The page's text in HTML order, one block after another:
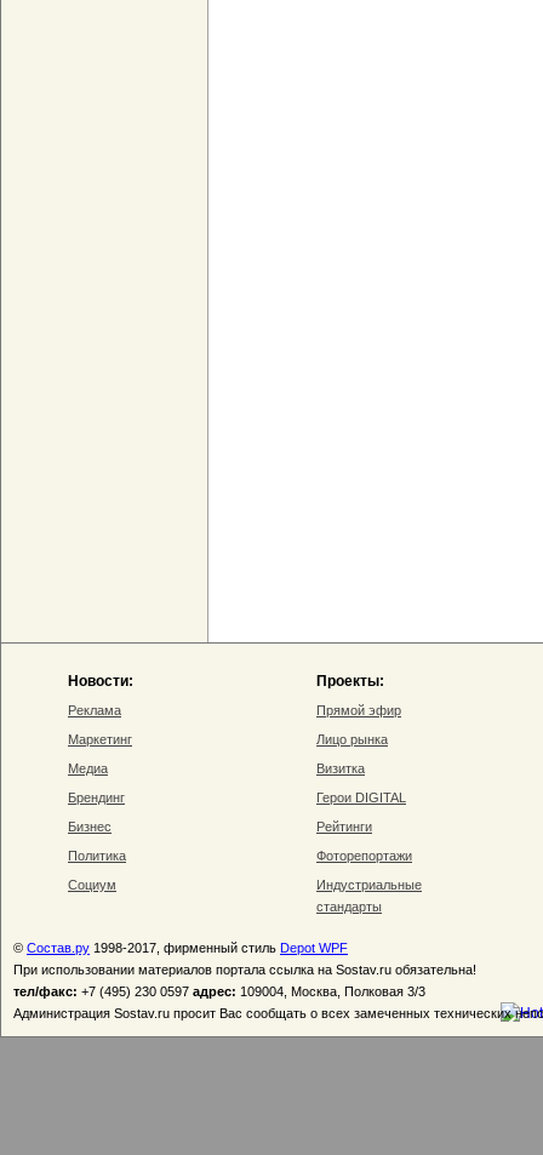
Новости:
Реклама
Маркетинг
Медиа
Брендинг
Бизнес
Политика
Социум
Проекты:
Прямой эфир
Лицо рынка
Визитка
Герои DIGITAL
Рейтинги
Фоторепортажи
Индустриальные
стандарты
© Состав.ру 1998-2017, фирменный стиль Depot WPF
При использовании материалов портала ссылка на Sostav.ru обязательна!
тел/факс: +7 (495) 230 0597 адрес: 109004, Москва, Полковая 3/3
Администрация Sostav.ru просит Вас сообщать о всех замеченных технических